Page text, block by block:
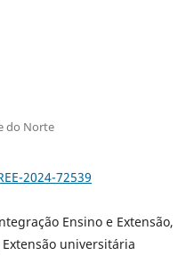
do Norte
2024-72539
Ensino e Extensão,
universitária